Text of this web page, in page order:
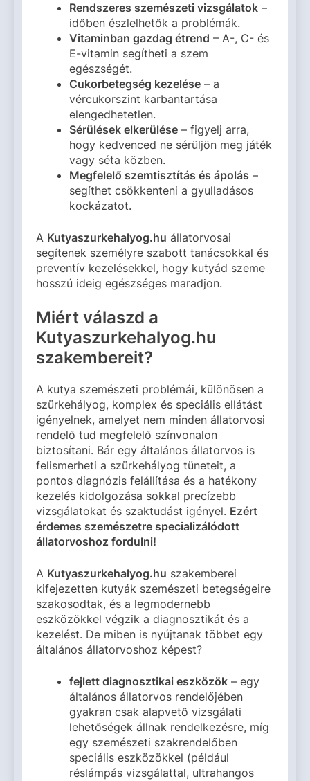
Rendszeres szemészeti vizsgálatok –
időben észlelhetők a problémák.
Vitaminban gazdag étrend – A-, C- és
E-vitamin segítheti a szem
egészségét.
Cukorbetegség kezelése – a
vércukorszint karbantartása
elengedhetetlen.
Sérülések elkerülése – figyelj arra,
hogy kedvenced ne sérüljön meg játék
vagy séta közben.
Megfelelő szemtisztítás és ápolás –
segíthet csökkenteni a gyulladásos
kockázatot.
A Kutyaszurkehalyog.hu állatorvosai
segítenek személyre szabott tanácsokkal és
preventív kezelésekkel, hogy kutyád szeme
hosszú ideig egészséges maradjon.
Miért válaszd a
Kutyaszurkehalyog.hu
szakembereit?
A kutya szemészeti problémái, különösen a
szürkehályog, komplex és speciális ellátást
igényelnek, amelyet nem minden állatorvosi
rendelő tud megfelelő színvonalon
biztosítani. Bár egy általános állatorvos is
felismerheti a szürkehályog tüneteit, a
pontos diagnózis felállítása és a hatékony
kezelés kidolgozása sokkal precízebb
vizsgálatokat és szaktudást igényel. Ezért
érdemes szemészetre specializálódott
állatorvoshoz fordulni!
A Kutyaszurkehalyog.hu szakemberei
kifejezetten kutyák szemészeti betegségeire
szakosodtak, és a legmodernebb
eszközökkel végzik a diagnosztikát és a
kezelést. De miben is nyújtanak többet egy
általános állatorvoshoz képest?
fejlett diagnosztikai eszközök – egy
általános állatorvos rendelőjében
gyakran csak alapvető vizsgálati
lehetőségek állnak rendelkezésre, míg
egy szemészeti szakrendelőben
speciális eszközökkel (például
réslámpás vizsgálattal, ultrahangos